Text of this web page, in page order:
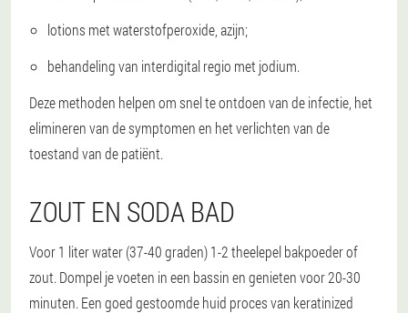
lotions met waterstofperoxide, azijn;
behandeling van interdigital regio met jodium.
Deze methoden helpen om snel te ontdoen van de infectie, het
elimineren van de symptomen en het verlichten van de
toestand van de patiënt.
ZOUT EN SODA BAD
Voor 1 liter water (37-40 graden) 1-2 theelepel bakpoeder of
zout. Dompel je voeten in een bassin en genieten voor 20-30
minuten. Een goed gestoomde huid proces van keratinized